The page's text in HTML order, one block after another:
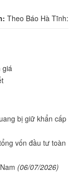
Theo Báo Hà Tĩnh:
giá
bị giữ khẩn cấp
vốn đầu tư toàn
(06/07/2026)